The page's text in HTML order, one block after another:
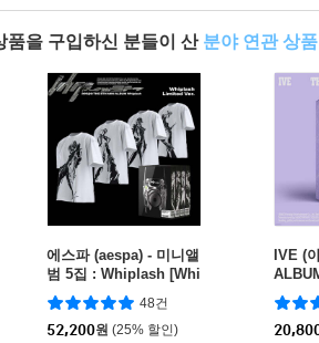
품을 구입하신 분들이 산 분야 연관 상품
에스파 (aespa) - 미니앨
범 5집 : Whiplash [Whi
plash Limited Ver.][4종
중 1종 랜덤발송]48건
52,200원 (25% 할인)
IVE (
VED